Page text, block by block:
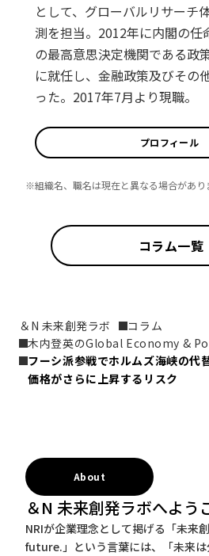
として、グローバルリサーチ
測を担当。2012年に内閣の任
の最高意思決定機関である政
に就任し、金融政策及びその
った。2017年7月より現職。
プロフィール
※組織名、職名は現在と異なる場合があり
コラム一覧
＆N 未来創発ラボ
コラム
木内登英のGlobal Economy &
フーシ派参戦でホルムズ海峡の代
価格がさらに上昇するリスク
About
＆N 未来創発ラボへよう
NRIが企業理念として掲げる「未来
future.」という言葉には、「未来は